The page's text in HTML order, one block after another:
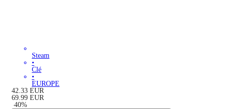
Steam
•
Clé
•
EUROPE
42.33 EUR
69.99 EUR
-40%